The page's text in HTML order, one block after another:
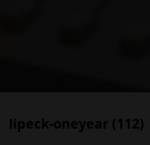
lipeck-oneyear (112)